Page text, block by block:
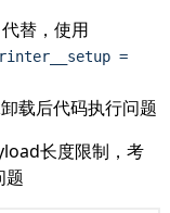
代替，使用
=
载后代码执行问题
长度限制，考
题